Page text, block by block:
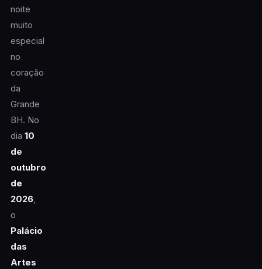
noite
muito
especial
no
coração
da
Grande
BH. No
dia 10
de
outubro
de
2026,
o
Palácio
das
Artes